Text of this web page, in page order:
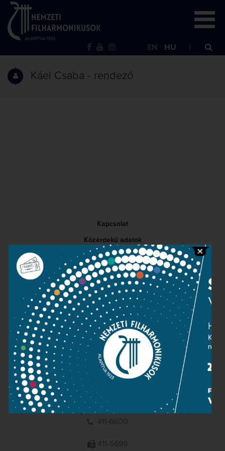
EN HU
Káel Csaba - rendező
Kapcsolat
Közérdekű adatok
Sajtószoba
Adatvédelem
Impresszum
NEMZETI
FILHARMONIKUSOK
1095 Budapest, Komor Marcell u. 1. (Müpa)
411-6600
411-6699